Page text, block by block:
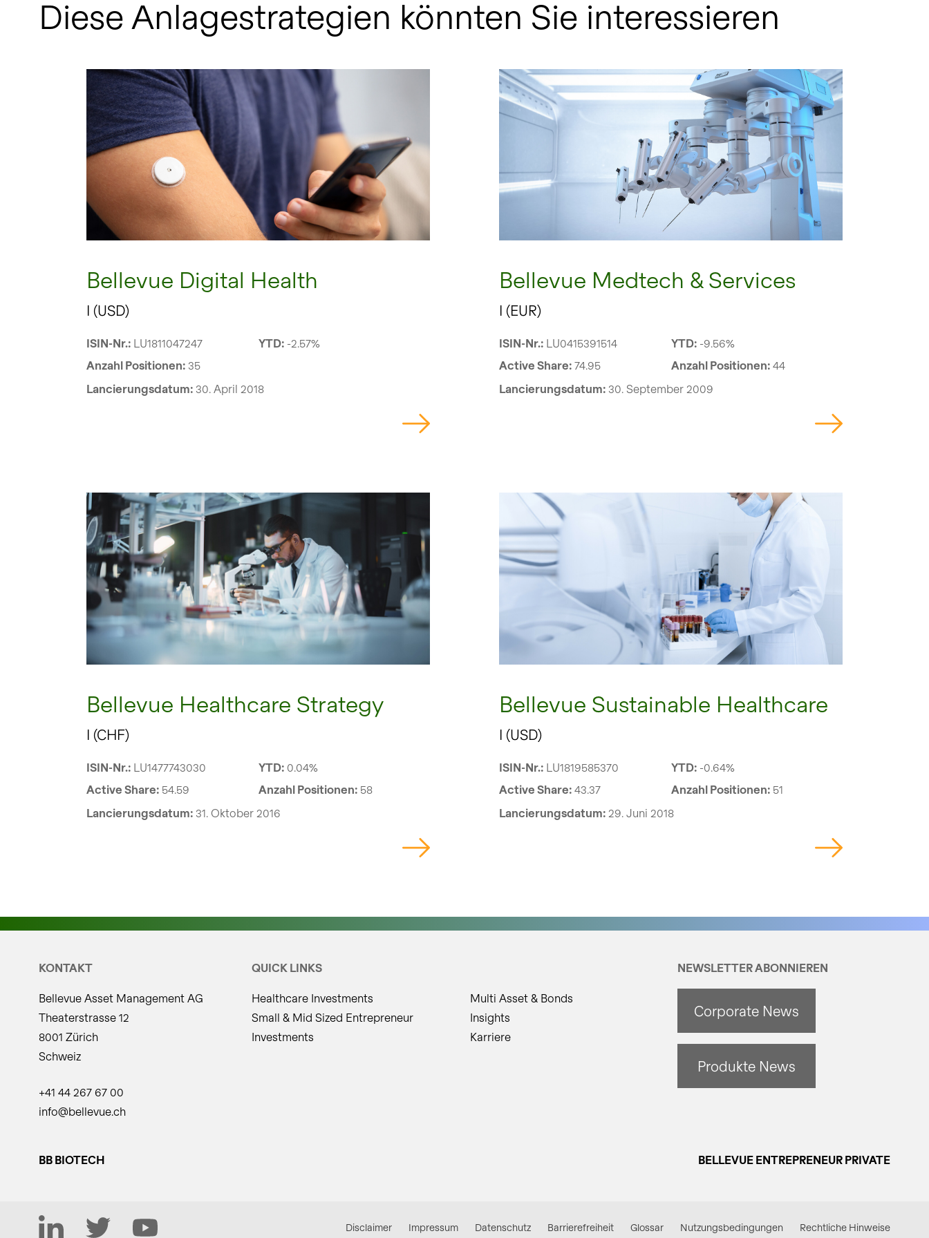
Diese Anlagestrategien könnten Sie interessieren
Bellevue Digital Health
I (USD)
ISIN-Nr.: LU1811047247 YTD: -2.57%
Anzahl Positionen: 35
Lancierungsdatum: 30. April 2018
Bellevue Medtech & Services
I (EUR)
ISIN-Nr.: LU0415391514 YTD: -9.56%
Active Share: 74.95 Anzahl Positionen: 44
Lancierungsdatum: 30. September 2009
Bellevue Healthcare Strategy
I (CHF)
ISIN-Nr.: LU1477743030 YTD: 0.04%
Active Share: 54.59 Anzahl Positionen: 58
Lancierungsdatum: 31. Oktober 2016
Bellevue Sustainable Healthcare
I (USD)
ISIN-Nr.: LU1819585370 YTD: -0.64%
Active Share: 43.37 Anzahl Positionen: 51
Lancierungsdatum: 29. Juni 2018
KONTAKT
Bellevue Asset Management AG
Theaterstrasse 12
8001 Zürich
Schweiz
+41 44 267 67 00
info@bellevue.ch
QUICK LINKS
Healthcare Investments
Small & Mid Sized Entrepreneur
Investments
Multi Asset & Bonds
Insights
Karriere
NEWSLETTER ABONNIEREN
Corporate News
Produkte News
BB BIOTECH BELLEVUE ENTREPRENEUR PRIVATE
LinkedIn Twitter YouTube Disclaimer Impressum Datenschutz Barrierefreiheit Glossar Nutzungsbedingungen Rechtliche Hinweise